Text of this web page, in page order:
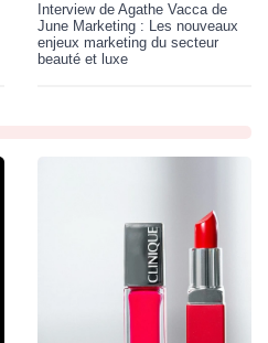
Interview de Agathe Vacca de
June Marketing : Les nouveaux
enjeux marketing du secteur
beauté et luxe